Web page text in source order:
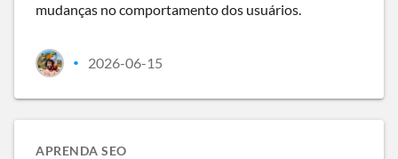
mudanças no comportamento dos usuários.
• 2026-06-15
APRENDA SEO